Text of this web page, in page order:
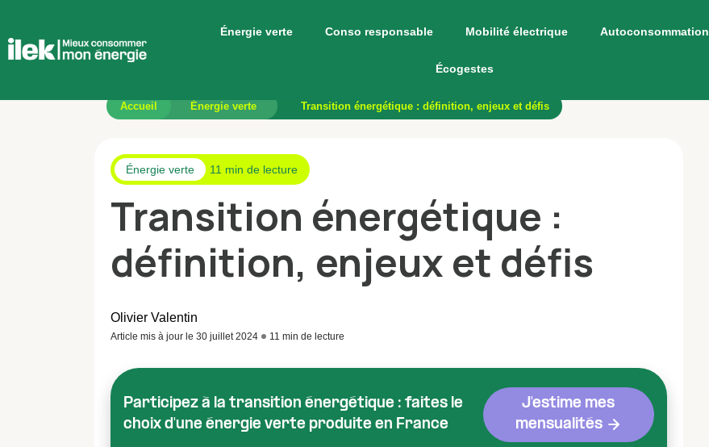
Énergie verte Conso responsable Mobilité électrique Autoconsommation
Écogestes
Accueil Énergie verte Transition énergétique : définition, enjeux et défis
Énergie verte 11 min de lecture
Transition énergétique :
définition, enjeux et défis
Olivier Valentin
Article mis à jour le 30 juillet 2024 11 min de lecture
Participez à la transition énergétique : faites le
choix d'une énergie verte produite en France
J'estime mes
mensualités